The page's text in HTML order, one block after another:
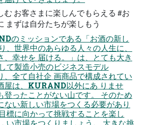
む お客さまに楽しんでもらえる #お
まずは自分たちが楽しもう
のミッションである「お酒の新し
、世界中のあらゆる人々の人生に、
、幸せを 届ける。」は、とても大き
て製造小売のビジネスモデル
、全て自社企 画商品で構成されてい
屋は、KURAND以外にあ りませ
登ったことがない山です。 そのため
ない新しい市場をつくる必要があり
標に向かって挑戦することを楽し
い市場をつくりましょう。 大きな挑